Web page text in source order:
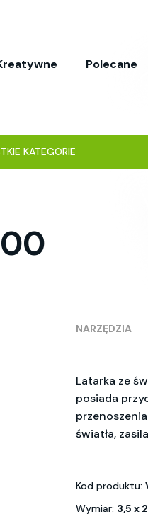
Polecane
KATEGORIE
NARZĘDZIA
Latarka ze
posiada
światła,
Kod produktu:
Wymiar: 3,5 x